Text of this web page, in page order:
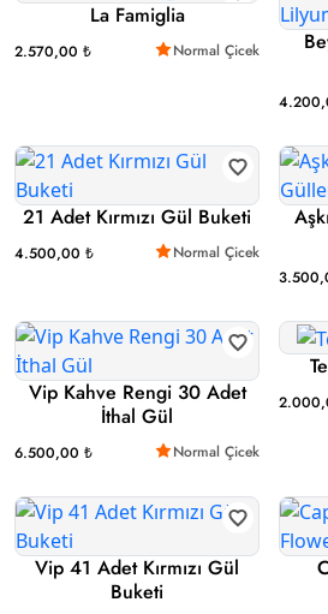
La Famiglia
2.570,00 ₺ Normal Çicek
21 Adet Kırmızı Gül Buketi
4.500,00 ₺ Normal Çicek
Vip Kahve Rengi 30 Adet
İthal Gül
6.500,00 ₺ Normal Çicek
Vip 41 Adet Kırmızı Gül
Buketi